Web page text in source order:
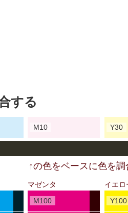
する
M10 Y30
↑の色をベースに色を調
マゼンタ
M100
イエロ
Y100